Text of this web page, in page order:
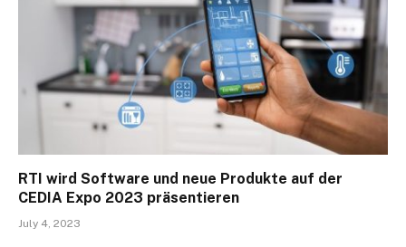
RTI wird Software und neue Produkte auf der
CEDIA Expo 2023 präsentieren
July 4, 2023